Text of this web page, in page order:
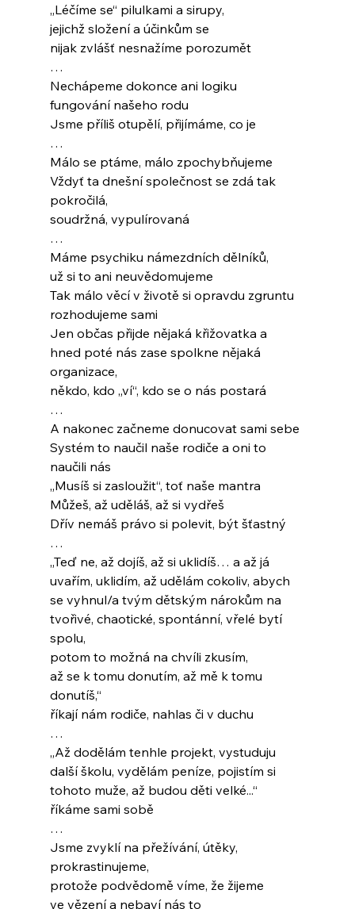
„Léčíme se“ pilulkami a sirupy,
jejichž složení a účinkům se
nijak zvlášť nesnažíme porozumět
…
Nechápeme dokonce ani logiku
fungování našeho rodu
Jsme příliš otupělí, přijímáme, co je
…
Málo se ptáme, málo zpochybňujeme
Vždyť ta dnešní společnost se zdá tak
pokročilá,
soudržná, vypulírovaná
…
Máme psychiku námezdních dělníků,
už si to ani neuvědomujeme
Tak málo věcí v životě si opravdu zgruntu
rozhodujeme sami
Jen občas přijde nějaká křižovatka a
hned poté nás zase spolkne nějaká
organizace,
někdo, kdo „ví“, kdo se o nás postará
…
A nakonec začneme donucovat sami sebe
Systém to naučil naše rodiče a oni to
naučili nás
„Musíš si zasloužit“, toť naše mantra
Můžeš, až uděláš, až si vydřeš
Dřív nemáš právo si polevit, být šťastný
…
„Teď ne, až dojíš, až si uklidíš… a až já
uvařím, uklidím, až udělám cokoliv, abych
se vyhnul/a tvým dětským nárokům na
tvořivé, chaotické, spontánní, vřelé bytí
spolu,
potom to možná na chvíli zkusím,
až se k tomu donutím, až mě k tomu
donutíš,“
říkají nám rodiče, nahlas či v duchu
…
„Až dodělám tenhle projekt, vystuduju
další školu, vydělám peníze, pojistím si
tohoto muže, až budou děti velké...“
říkáme sami sobě
…
Jsme zvyklí na přežívání, útěky,
prokrastinujeme,
protože podvědomě víme, že žijeme
ve vězení a nebaví nás to